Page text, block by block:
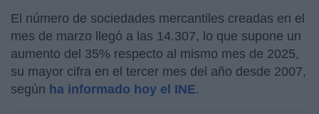
El número de sociedades mercantiles creadas en el
mes de marzo llegó a las 14.307, lo que supone un
aumento del 35% respecto al mismo mes de 2025,
su mayor cifra en el tercer mes del año desde 2007,
según ha informado hoy el INE.